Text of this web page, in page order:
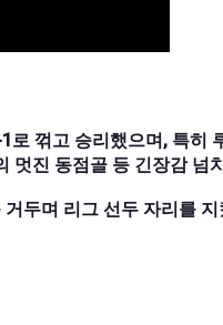
꺾고 승리했으며, 특히
멋진 동점골 등 긴장감 넘
두며 리그 선두 자리를